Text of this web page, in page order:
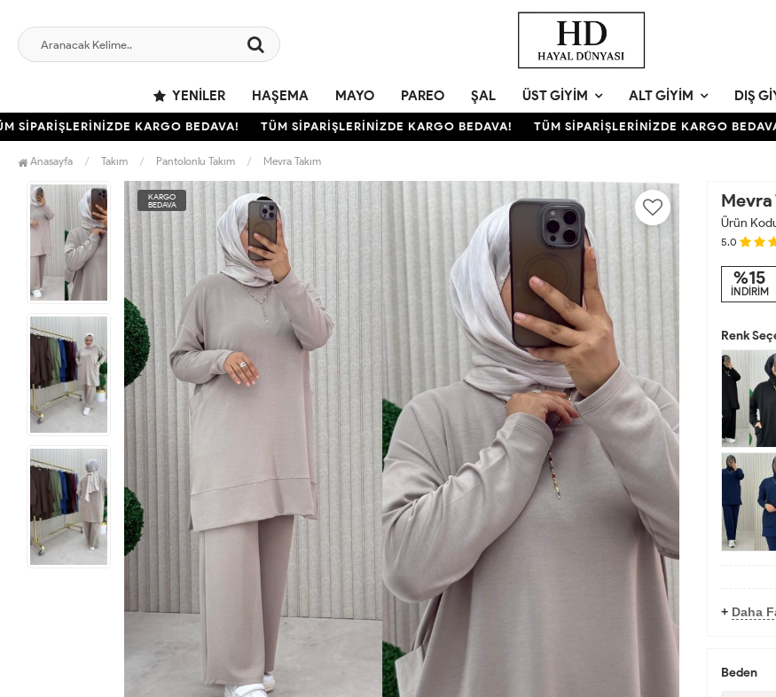
YENILER HAŞEMA MAYO PAREO ŞAL ÜST GIYIM ALT GIYIM DIŞ
KARGO BEDAVA! TÜM SİPARİŞLERİNİZDE KARGO BEDAVA! TÜM SİPARİŞLERİNİZDE KARGO BEDAVA!
Anasayfa Takım Pantolonlu Takım Mevra Takım
KARGO
BEDAVA
Mevra
Ürün
5.0
%15
İNDİRİM
Renk
+ Daha
Beden